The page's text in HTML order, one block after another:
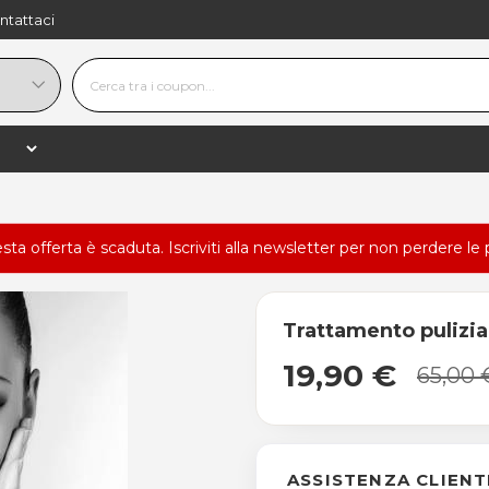
offerta è scaduta. Iscriviti alla newsletter per non perdere le
Trattamento
19,90 € 65,00
ASSISTENZA